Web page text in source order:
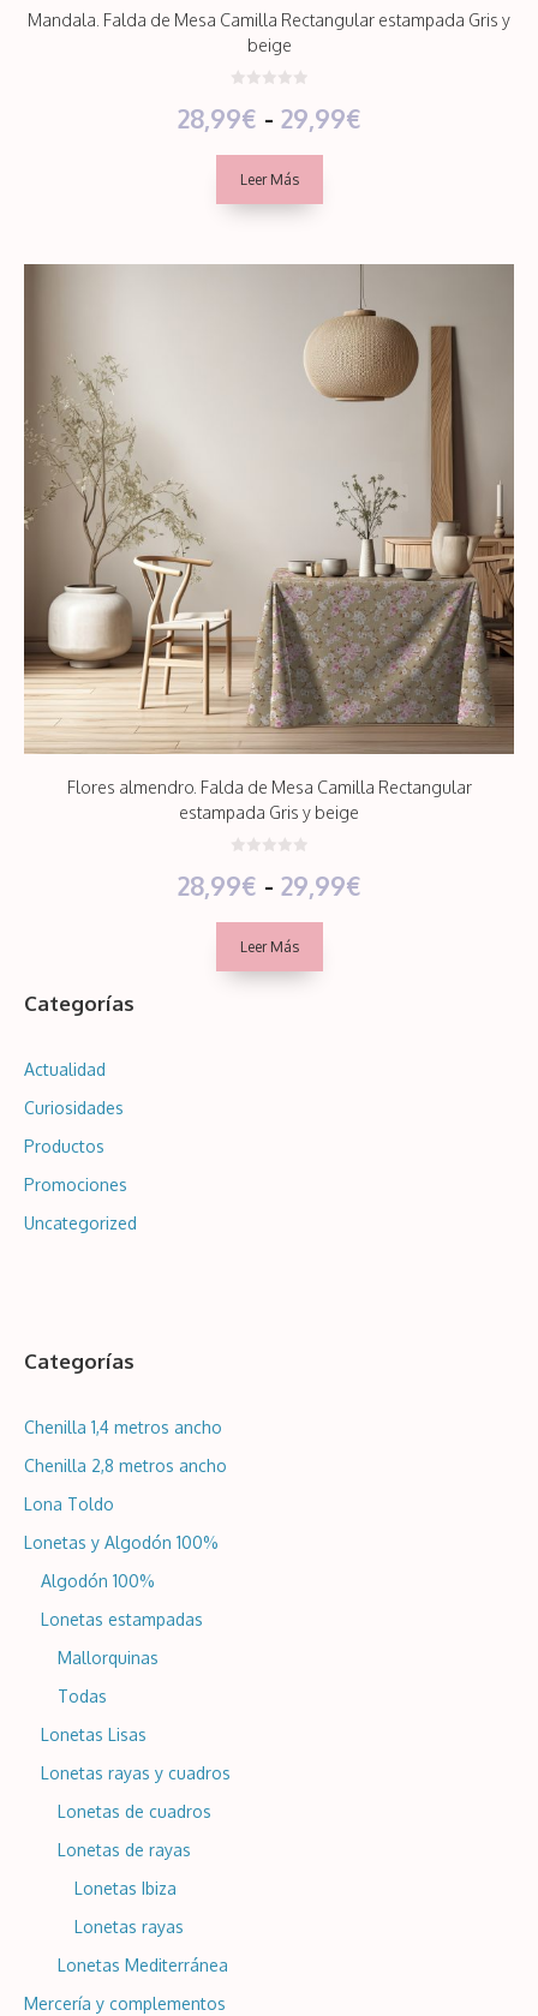
Mandala. Falda de Mesa Camilla Rectangular estampada Gris y
beige
d
e
28,99€ - 29,99€Rango
28,99€
hasta
29,99€
Leer Más
Flores almendro. Falda de Mesa Camilla Rectangular
estampada Gris y beige
d
e
28,99€ - 29,99€Rango
Leer Más
Categorías
Actualidad
Curiosidades
Productos
Promociones
Uncategorized
Categorías
Chenilla 1,4 metros ancho
Chenilla 2,8 metros ancho
Lona Toldo
Lonetas y Algodón 100%
Algodón 100%
Lonetas estampadas
Mallorquinas
Todas
Lonetas Lisas
Lonetas rayas y cuadros
Lonetas de cuadros
Lonetas de rayas
Lonetas Ibiza
Lonetas rayas
Lonetas Mediterránea
Mercería y complementos